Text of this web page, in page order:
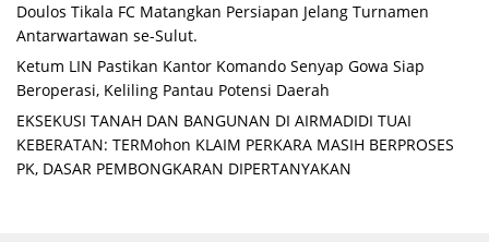
Doulos Tikala FC Matangkan Persiapan Jelang Turnamen
Antarwartawan se-Sulut.
Ketum LIN Pastikan Kantor Komando Senyap Gowa Siap
Beroperasi, Keliling Pantau Potensi Daerah
EKSEKUSI TANAH DAN BANGUNAN DI AIRMADIDI TUAI
KEBERATAN: TERMohon KLAIM PERKARA MASIH BERPROSES
PK, DASAR PEMBONGKARAN DIPERTANYAKAN